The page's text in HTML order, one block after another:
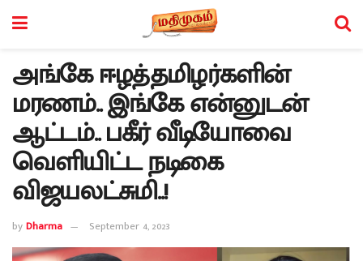
அங்கே ஈழத்தமிழர்களின்
மரணம்.. இங்கே என்னுடன்
ஆட்டம்.. பகீர் வீடியோவை
வெளியிட்ட நடிகை
விஜயலட்சுமி..!
byDharma September 4, 2023